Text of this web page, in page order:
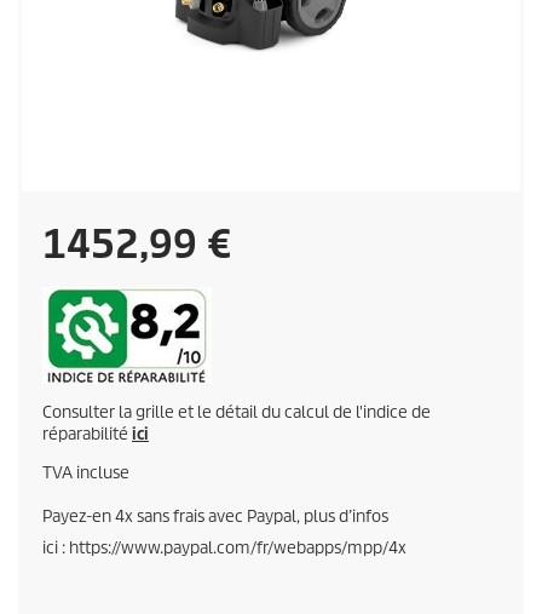
C
u
r
r
e
n
t
1452,99 €
Consulter la grille et le détail du calcul de l'indice de
réparabilité ici
TVA incluse
Payez-en 4x sans frais avec Paypal, plus d’infos
ici : https://www.paypal.com/fr/webapps/mpp/4x